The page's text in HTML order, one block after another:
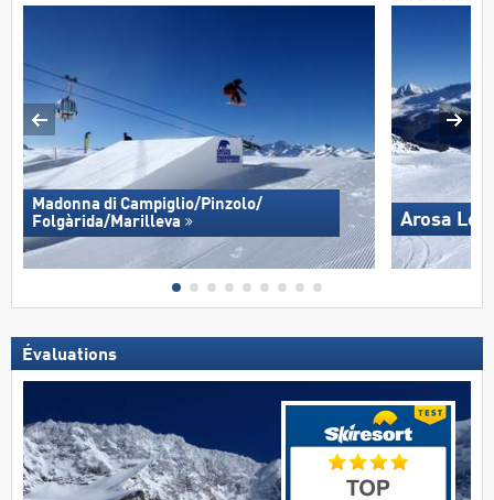
Madonna di Campiglio/​Pinzolo/​
Folgàrida/​Marilleva
Arosa
Évaluations